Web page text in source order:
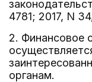
4781; 2017, N
2. Финансовое
органам.